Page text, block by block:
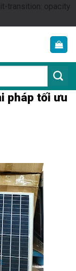
transition: opacity
pháp tối ưu